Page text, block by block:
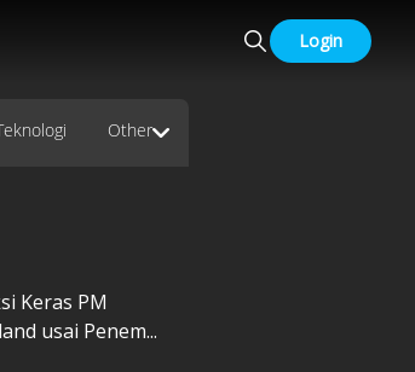
Login
Other
Keras PM
usai Penem...